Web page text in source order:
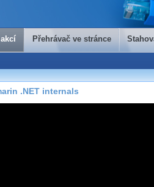
ve stránce
webu můžete pohodlně sledovat
využitím našehoHTML 5nebo
Přehrávač ve stránce
.NET internals